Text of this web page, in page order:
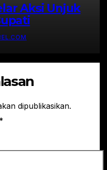
Aksi Unjuk
dipublikasikan.
*